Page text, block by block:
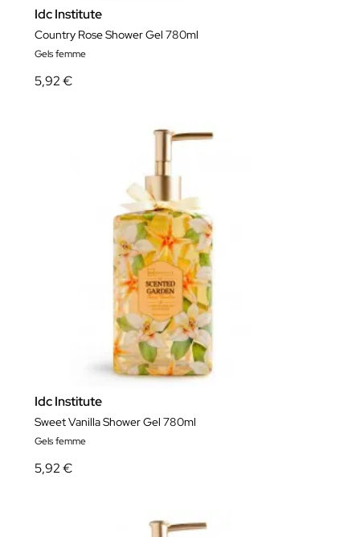
Idc Institute
Country Rose Shower Gel 780ml
Gels femme
5,92 €
Idc Institute
Sweet Vanilla Shower Gel 780ml
Gels femme
5,92 €